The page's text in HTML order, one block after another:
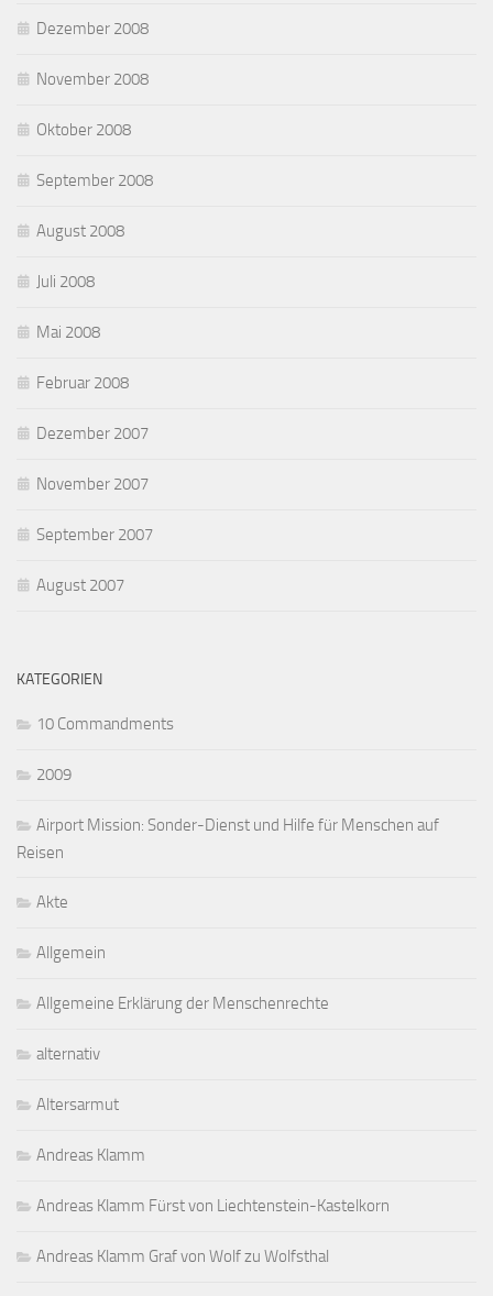
Dezember 2008
November 2008
Oktober 2008
September 2008
August 2008
Juli 2008
Mai 2008
Februar 2008
Dezember 2007
November 2007
September 2007
August 2007
KATEGORIEN
10 Commandments
2009
Airport Mission: Sonder-Dienst und Hilfe für Menschen auf
Reisen
Akte
Allgemein
Allgemeine Erklärung der Menschenrechte
alternativ
Altersarmut
Andreas Klamm
Andreas Klamm Fürst von Liechtenstein-Kastelkorn
Andreas Klamm Graf von Wolf zu Wolfsthal